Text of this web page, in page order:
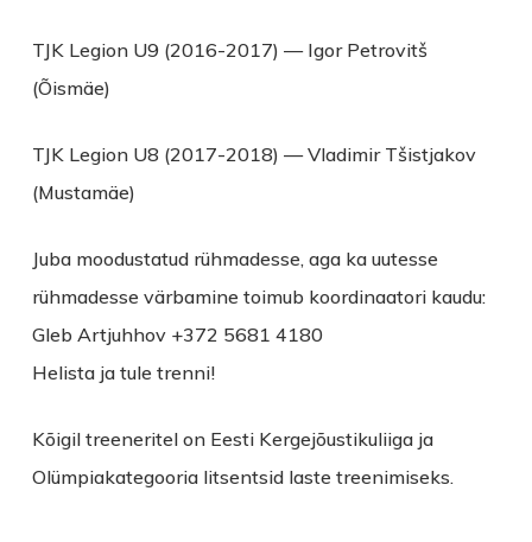
TJK Legion U9 (2016-2017) — Igor Petrovitš
(Õismäe)
TJK Legion U8 (2017-2018) — Vladimir Tšistjakov
(Mustamäe)
Juba moodustatud rühmadesse, aga ka uutesse
rühmadesse värbamine toimub koordinaatori kaudu:
Gleb Artjuhhov +372 5681 4180
Helista ja tule trenni!
Kõigil treeneritel on Eesti Kergejõustikuliiga ja
Olümpiakategooria litsentsid laste treenimiseks.